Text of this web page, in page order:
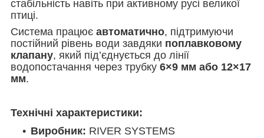
стабільність навіть при активному русі великої
птиці.
Система працює автоматично, підтримуючи
постійний рівень води завдяки поплавковому
клапану, який під’єднується до лінії
водопостачання через трубку 6×9 мм або 12×17
мм.
Технічні характеристики:
Виробник: RIVER SYSTEMS